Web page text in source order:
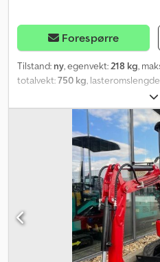
Forespørre
Tilstand: ny, egenvekt:218 kg,
totalvekt:750 kg,
100 mm
farge:annen, byggehøyde:900